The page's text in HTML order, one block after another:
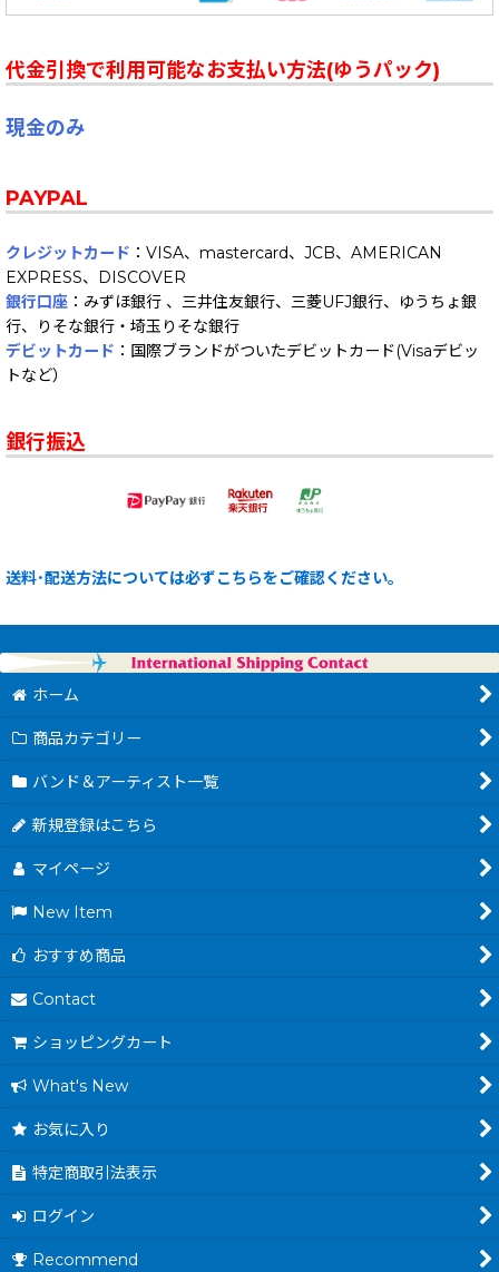
代金引換で利用可能なお支払い方法(ゆうパック)
現金のみ
PAYPAL
クレジットカード ：VISA、mastercard、JCB、AMERICAN
EXPRESS、DISCOVER
銀行口座 ：みずほ銀行 、三井住友銀行、三菱UFJ銀行、ゆうちょ銀
行、りそな銀行・埼玉りそな銀行
デビットカード ：国際ブランドがついたデビットカード(Visaデビッ
トなど）
銀行振込
送料･配送方法については必ずこちらをご確認ください。
ホーム
商品カテゴリー
バンド＆アーティスト一覧
新規登録はこちら
マイページ
New Item
おすすめ商品
Contact
ショッピングカート
What's New
お気に入り
特定商取引法表示
ログイン
Recommend